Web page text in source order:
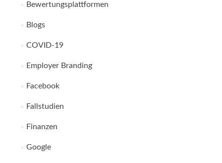
Bewertungsplattformen
Blogs
COVID-19
Employer Branding
Facebook
Fallstudien
Finanzen
Google